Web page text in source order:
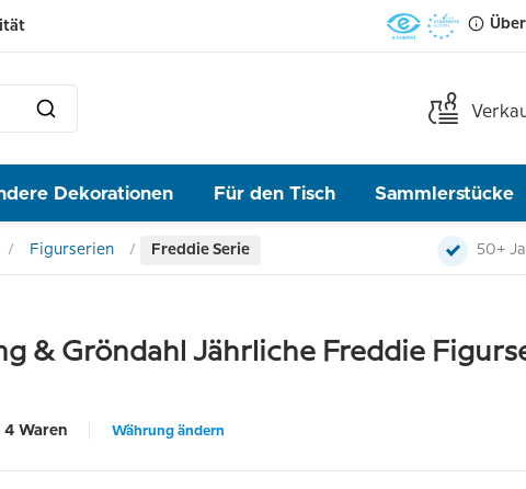
Dekorationen Für den Tisch Sammlerstücke
Figurserien Freddie Serie 50+
& Gröndahl Jährliche Freddie
4 Waren Währung ändern